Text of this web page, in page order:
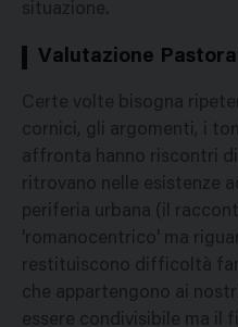
situazione.
Valutazione
Certe volte bisogna
cornici, gli argomenti, i
affronta hanno riscontri
ritrovano nelle esistenze
periferia urbana (il
'romanocentrico' ma
restituiscono difficoltà
che appartengono ai
essere condivisibile ma il